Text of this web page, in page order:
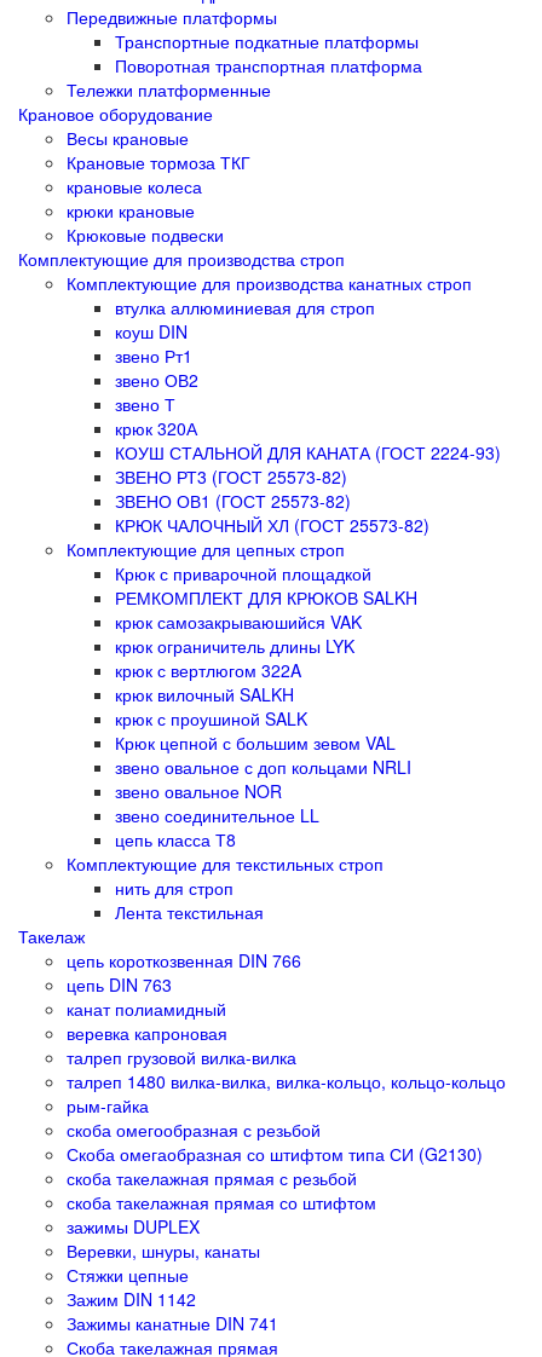
Передвижные платформы
Транспортные подкатные платформы
Поворотная транспортная платформа
Тележки платформенные
Крановое оборудование
Весы крановые
Крановые тормоза ТКГ
крановые колеса
крюки крановые
Крюковые подвески
Комплектующие для производства строп
Комплектующие для производства канатных строп
втулка аллюминиевая для строп
коуш DIN
звено Рт1
звено ОВ2
звено Т
крюк 320А
КОУШ СТАЛЬНОЙ ДЛЯ КАНАТА (ГОСТ 2224-93)
ЗВЕНО РТ3 (ГОСТ 25573-82)
ЗВЕНО ОВ1 (ГОСТ 25573-82)
КРЮК ЧАЛОЧНЫЙ ХЛ (ГОСТ 25573-82)
Комплектующие для цепных строп
Крюк с приварочной площадкой
РЕМКОМПЛЕКТ ДЛЯ КРЮКОВ SALKH
крюк самозакрываюшийся VAK
крюк ограничитель длины LYK
крюк с вертлюгом 322A
крюк вилочный SALKH
крюк с проушиной SALK
Крюк цепной с большим зевом VAL
звено овальное с доп кольцами NRLI
звено овальное NOR
звено соединительное LL
цепь класса Т8
Комплектующие для текстильных строп
нить для строп
Лента текстильная
Такелаж
цепь короткозвенная DIN 766
цепь DIN 763
канат полиамидный
веревка капроновая
талреп грузовой вилка-вилка
талреп 1480 вилка-вилка, вилка-кольцо, кольцо-кольцо
рым-гайка
скоба омегообразная с резьбой
Скоба омегаобразная со штифтом типа СИ (G2130)
скоба такелажная прямая с резьбой
скоба такелажная прямая со штифтом
зажимы DUPLEX
Веревки, шнуры, канаты
Стяжки цепные
Зажим DIN 1142
Зажимы канатные DIN 741
Скоба такелажная прямая